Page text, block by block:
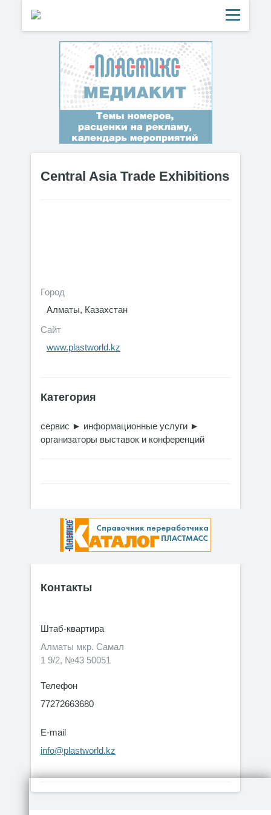
Central Asia Trade Exhibitions
Город
Алматы, Казахстан
Сайт
www.plastworld.kz
Категория
сервис ► информационные услуги ►
организаторы выставок и конференций
Контакты
Штаб-квартира
Алматы мкр. Самал
1 9/2, №43 50051
Телефон
77272663680
E-mail
info@plastworld.kz